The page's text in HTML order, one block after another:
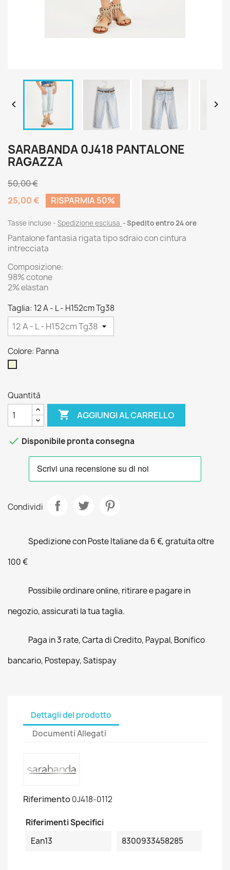
 
SARABANDA 0J418 PANTALONE
RAGAZZA
50,00 €
25,00 €
RISPARMIA 50%
Tasse incluse Spedizione esclusa Spedito entro 24 ore
Pantalone fantasia rigata tipo sdraio con cintura
intrecciata
Composizione:
98% cotone
2% elastan
Taglia: 12 A - L - H152cm Tg38
Colore: Panna
Quantità
 AGGIUNGI AL CARRELLO
 Disponibile pronta consegna
Condividi
Spedizione con Poste Italiane da 6 €, gratuita oltre
100 €
Possibile ordinare online, ritirare e pagare in
negozio, assicurati la tua taglia.
Paga in 3 rate, Carta di Credito, Paypal, Bonifico
bancario, Postepay, Satispay
Dettagli del prodotto
Documenti Allegati
Riferimento0J418-0112
Riferimenti Specifici
Ean13
8300933458285